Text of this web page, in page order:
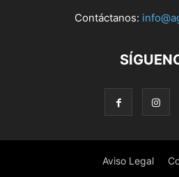
Contáctanos:
Aviso Legal